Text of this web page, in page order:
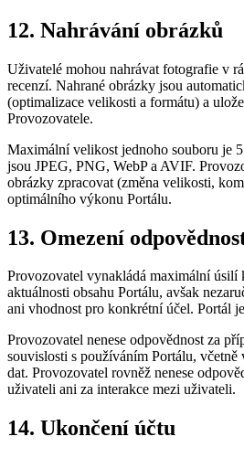
12. Nahrávání obrázků
Uživatelé mohou nahrávat fotografie v
recenzí. Nahrané obrázky jsou
(optimalizace velikosti a formátu) a
Provozovatele.
Maximální velikost jednoho souboru je
jsou JPEG, PNG, WebP a AVIF.
obrázky zpracovat (změna velikosti,
optimálního výkonu Portálu.
13. Omezení
Provozovatel vynakládá maximální úsilí
aktuálnosti obsahu Portálu, avšak
ani vhodnost pro konkrétní účel. Portál
Provozovatel nenese odpovědnost za
souvislosti s používáním Portálu,
dat. Provozovatel rovněž nenese
uživateli ani za interakce mezi uživateli.
14. Ukončení účtu